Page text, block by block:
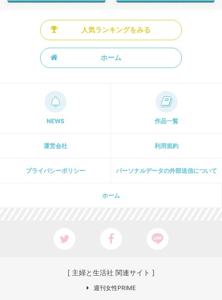
人気ランキングをみる
ホーム
NEWS 作品一覧
運営会社 利用規約
プライパシーポリシー パーソナルデータの外部送信について
ホーム
[ 主婦と生活社 関連サイト ]
週刊女性PRIME